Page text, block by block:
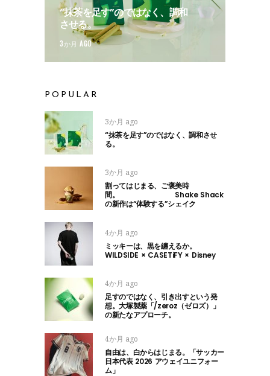
“抹茶を足す”のではなく、調和
させる。
3か月 AGO
POPULAR
3か月 ago
“抹茶を足す”のではなく、調和させ
る。
3か月 ago
割ってはじまる、ご褒美時
間。 Shake Shack
の新作は“体験する”シェイク
4か月 ago
ミッキーは、黒を纏えるか。
WILDSIDE × CASETiFY × Disney
4か月 ago
足すのではなく、引き出すという発
想。大塚製薬「/zeroz（ゼロズ）」
の新たなアプローチ。
4か月 ago
自由は、白からはじまる。「サッカー
日本代表 2026 アウェイユニフォー
ム」